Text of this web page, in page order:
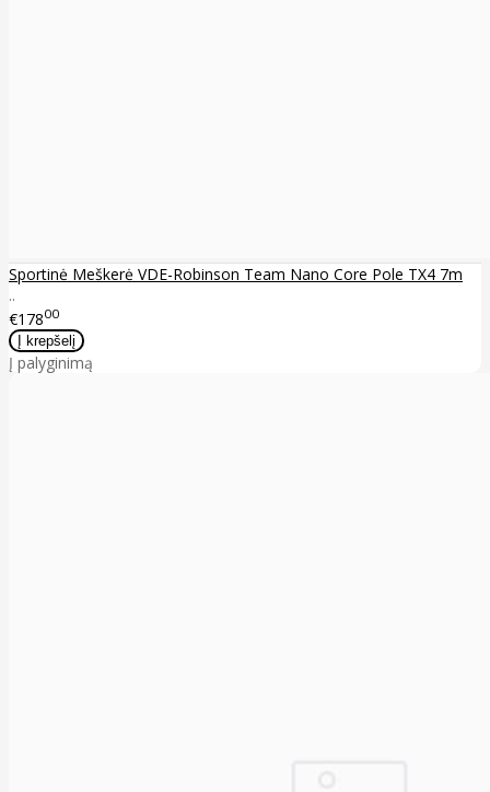
Sportinė Meškerė VDE-Robinson Team Nano Core Pole TX4 7m
..
€17800
Į palyginimą